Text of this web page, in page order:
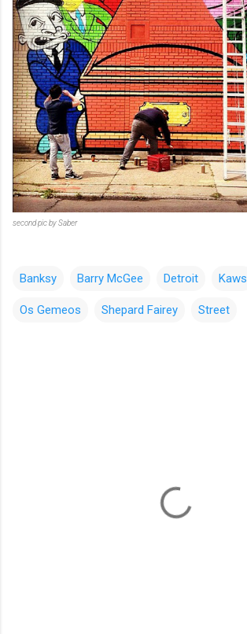
second pic by Saber
Banksy Barry McGee Detroit Kaws
Os Gemeos Shepard Fairey Street